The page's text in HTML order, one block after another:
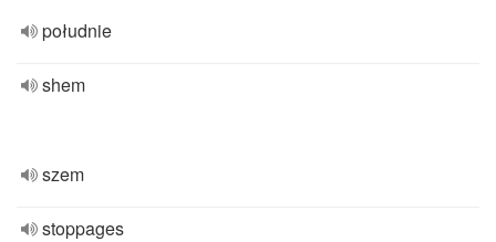
południe
shem
szem
stoppages